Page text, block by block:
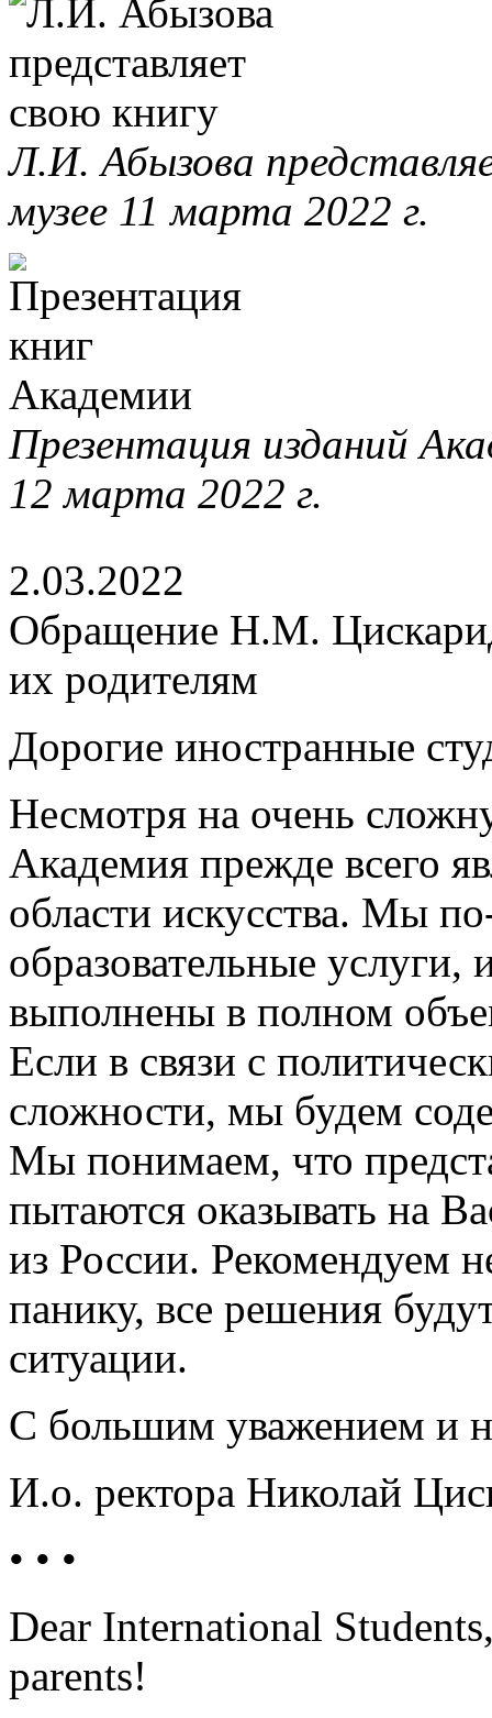
Л.И. Абызова
музее 11 марта 2022 г.
Презентация изданий
12 марта 2022 г.
2.03.2022
Обращение Н.М.
их родителям
Дорогие иностранные
Несмотря на очень
Академия прежде всего
области искусства. Мы
образовательные услуги,
выполнены в полном
Если в связи с
сложности, мы будем
Мы понимаем, что
пытаются оказывать на
из России. Рекомендуем
панику, все решения
ситуации.
С большим уважением и
И.о. ректора Николай
• • •
Dear International
parents!